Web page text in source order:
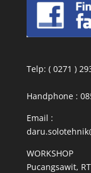
Telp: ( 0271 )
Handphone :
Email :
WORKSHOP
Pucangsawit,